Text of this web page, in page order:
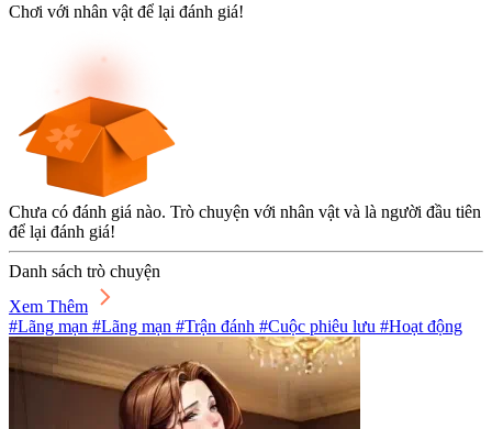
Chơi với nhân vật để lại đánh giá!
Chưa có đánh giá nào. Trò chuyện với nhân vật và là người đầu tiên
để lại đánh giá!
Danh sách trò chuyện
Xem Thêm
#Lãng mạn #Lãng mạn #Trận đánh #Cuộc phiêu lưu #Hoạt động